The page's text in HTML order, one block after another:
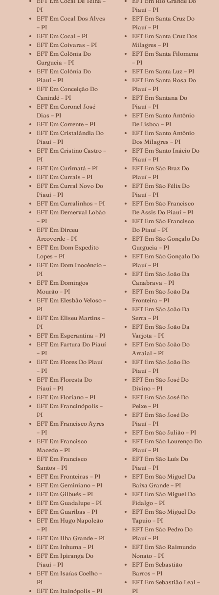
PI
EFT Em Cocal Dos Alves
– PI
EFT Em Cocal – PI
EFT Em Coivaras – PI
EFT Em Colônia Do
Gurgueia – PI
EFT Em Colônia Do
Piauí – PI
EFT Em Conceição Do
Canindé – PI
EFT Em Coronel José
Dias – PI
EFT Em Corrente – PI
EFT Em Cristalândia Do
Piauí – PI
EFT Em Cristino Castro –
PI
EFT Em Curimatá – PI
EFT Em Currais – PI
EFT Em Curral Novo Do
Piauí – PI
EFT Em Curralinhos – PI
EFT Em Demerval Lobão
– PI
EFT Em Dirceu
Arcoverde – PI
EFT Em Dom Expedito
Lopes – PI
EFT Em Dom Inocêncio –
PI
EFT Em Domingos
Mourão – PI
EFT Em Elesbão Veloso –
PI
EFT Em Eliseu Martins –
PI
EFT Em Esperantina – PI
EFT Em Fartura Do Piauí
– PI
EFT Em Flores Do Piauí
– PI
EFT Em Floresta Do
Piauí – PI
EFT Em Floriano – PI
EFT Em Francinópolis –
PI
EFT Em Francisco Ayres
– PI
EFT Em Francisco
Macedo – PI
EFT Em Francisco
Santos – PI
EFT Em Fronteiras – PI
EFT Em Geminiano – PI
EFT Em Gilbués – PI
EFT Em Guadalupe – PI
EFT Em Guaribas – PI
EFT Em Hugo Napoleão
– PI
EFT Em Ilha Grande – PI
EFT Em Inhuma – PI
EFT Em Ipiranga Do
Piauí – PI
EFT Em Isaías Coelho –
PI
EFT Em Itainópolis – PI
Piauí – PI
EFT Em Santa Cruz Do
Piauí – PI
EFT Em Santa Cruz Dos
Milagres – PI
EFT Em Santa Filomena
– PI
EFT Em Santa Luz – PI
EFT Em Santa Rosa Do
Piauí – PI
EFT Em Santana Do
Piauí – PI
EFT Em Santo Antônio
De Lisboa – PI
EFT Em Santo Antônio
Dos Milagres – PI
EFT Em Santo Inácio Do
Piauí – PI
EFT Em São Braz Do
Piauí – PI
EFT Em São Félix Do
Piauí – PI
EFT Em São Francisco
De Assis Do Piauí – PI
EFT Em São Francisco
Do Piauí – PI
EFT Em São Gonçalo Do
Gurgueia – PI
EFT Em São Gonçalo Do
Piauí – PI
EFT Em São João Da
Canabrava – PI
EFT Em São João Da
Fronteira – PI
EFT Em São João Da
Serra – PI
EFT Em São João Da
Varjota – PI
EFT Em São João Do
Arraial – PI
EFT Em São João Do
Piauí – PI
EFT Em São José Do
Divino – PI
EFT Em São José Do
Peixe – PI
EFT Em São José Do
Piauí – PI
EFT Em São Julião – PI
EFT Em São Lourenço Do
Piauí – PI
EFT Em São Luís Do
Piauí – PI
EFT Em São Miguel Da
Baixa Grande – PI
EFT Em São Miguel Do
Fidalgo – PI
EFT Em São Miguel Do
Tapuio – PI
EFT Em São Pedro Do
Piauí – PI
EFT Em São Raimundo
Nonato – PI
EFT Em Sebastião
Barros – PI
EFT Em Sebastião Leal –
PI